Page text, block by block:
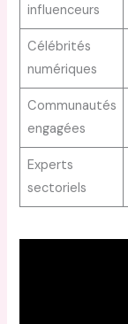
influenceurs
Célébrités
numériques
Communautés
engagées
Experts
sectoriels